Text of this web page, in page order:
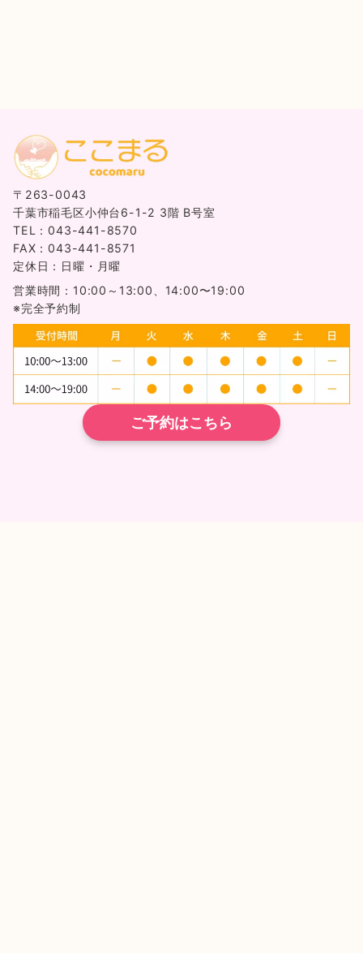
〒263-0043
千葉市稲毛区小仲台6-1-2 3階 B号室
TEL：043-441-8570
FAX：043-441-8571
定休日：日曜・月曜
営業時間：10:00～13:00、14:00〜19:00
※完全予約制
ご予約はこちら